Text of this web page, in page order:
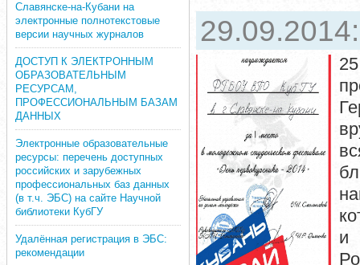
Славянске-на-Кубани на
электронные полнотекстовые
версии научных журналов
ДОСТУП К ЭЛЕКТРОННЫМ
ОБРАЗОВАТЕЛЬНЫМ
РЕСУРСАМ,
ПРОФЕССИОНАЛЬНЫМ БАЗАМ
ДАННЫХ
Электронные образовательные
ресурсы: перечень доступных
российских и зарубежных
профессиональных баз данных
(в т.ч. ЭБС) на сайте Научной
библиотеки КубГУ
Удалённая регистрация в ЭБС:
рекомендации
и